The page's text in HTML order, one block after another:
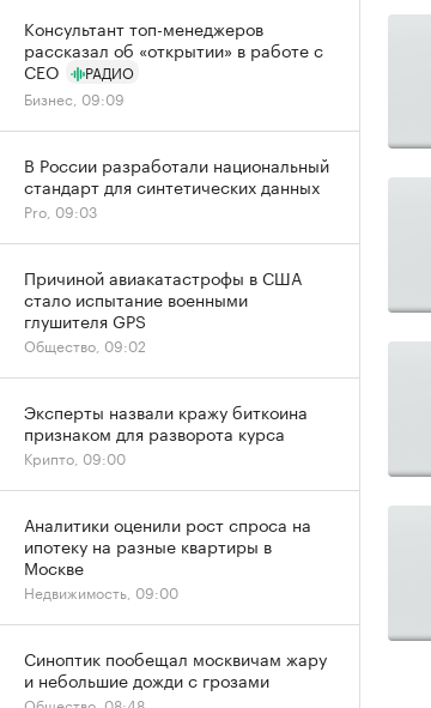
Консультант топ-менеджеров
рассказал об «открытии» в работе с
CEO
РАДИО
Бизнес, 09:09
В России разработали национальный
стандарт для синтетических данных
Pro, 09:03
Причиной авиакатастрофы в США
стало испытание военными
глушителя GPS
Общество, 09:02
Эксперты назвали кражу биткоина
признаком для разворота курса
Крипто, 09:00
Аналитики оценили рост спроса на
ипотеку на разные квартиры в
Москве
Недвижимость, 09:00
Синоптик пообещал москвичам жару
и небольшие дожди с грозами